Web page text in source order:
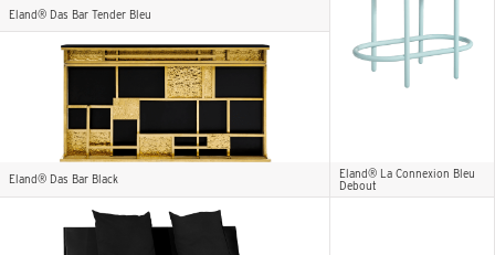
Eland® Das Bar Tender Bleu
Eland® Das Bar Black
Eland® La Connexion Bleu
Debout